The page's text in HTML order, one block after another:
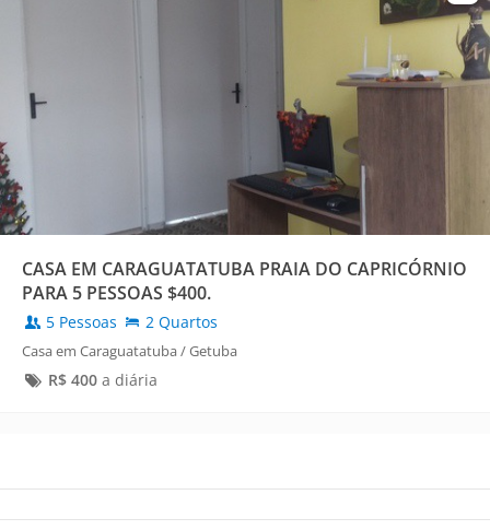
CASA EM CARAGUATATUBA PRAIA DO CAPRICÓRNIO
PARA 5 PESSOAS $400.
5 Pessoas 2 Quartos
Casa em Caraguatatuba / Getuba
R$ 400a diária